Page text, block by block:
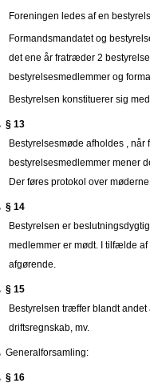
Foreningen ledes af en
Formandsmandatet og
det ene år fratræder 2
bestyrelsesmedlemmer og
Bestyrelsen konstituerer sig
§ 13
Bestyrelsesmøde afholdes ,
bestyrelsesmedlemmer mener
Der føres protokol over
§ 14
Bestyrelsen er
medlemmer er mødt. I tilfælde
afgørende.
§ 15
Bestyrelsen træffer blandt
driftsregnskab, mv.
Generalforsamling:
§ 16